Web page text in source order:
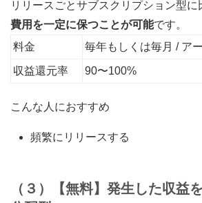
リリースごとサブスクリプション型に
費用を一定に保つことが可能です。
料金
毎年もしくは毎月 / ア
収益還元率 90〜100%
こんな人におすすめ
頻繁にリリースする
（３）【無料】発生した収益